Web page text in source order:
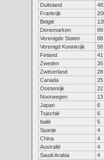
Duitsland
Frankrijk
België
Denemarken
89
Verenigde Staten
88
Verenigd Koninkrijk
58
Finland
41
Zweden
35
Zwitserland
28
Canada
25
Oostenrijk
22
Noorwegen
13
Japan
6
Tsjechië
6
Italië
5
Spanje
4
China
4
Australië
4
Saudi Arabia
4